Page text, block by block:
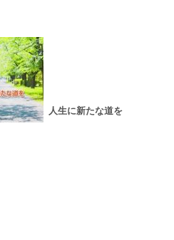
人生に新たな道を